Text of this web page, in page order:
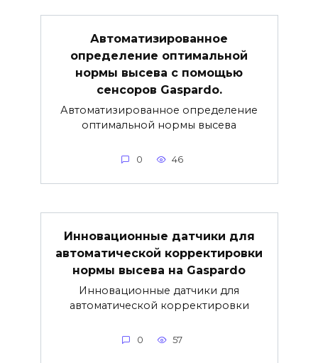
Автоматизированное
определение оптимальной
нормы высева с помощью
сенсоров Gaspardo.
Автоматизированное определение
оптимальной нормы высева
0 46
Инновационные датчики для
автоматической корректировки
нормы высева на Gaspardo
Инновационные датчики для
автоматической корректировки
0 57